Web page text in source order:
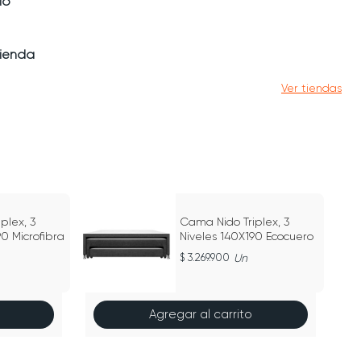
Ver tiendas
3
Microfibra
Cama Nido Triplex, 3
Niveles 140X190 Ecocuero
3.269.900 Un
Agregar al carrito